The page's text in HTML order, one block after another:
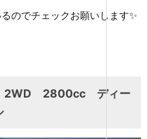
のでチェックお願いします✨
2WD 2800cc ディー